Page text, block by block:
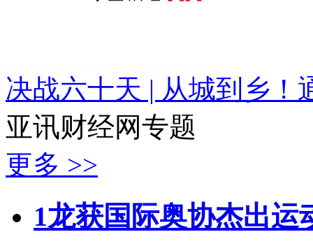
决战六十天 | 从城到乡！
亚讯财经网专题
更多 >>
1龙获国际奥协杰出运